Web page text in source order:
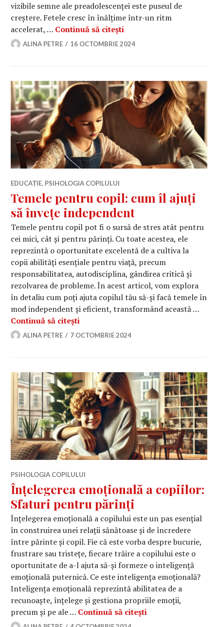
vizibile semne ale preadolescenței este puseul de
creștere. Fetele cresc în înălțime într-un ritm
accelerat, … Continuă să citești
ALINA PETRE 16 OCTOMBRIE 2024
EDUCAȚIE, PSIHOLOGIA COPILULUI
Temele pentru copil: cum îl ajuți
să învețe independent
Temele pentru copil pot fi o sursă de stres atât pentru
cei mici, cât și pentru părinți. Cu toate acestea, ele
reprezintă o oportunitate excelentă de a cultiva la
copii abilități esențiale pentru viață, precum
responsabilitatea, autodisciplina, gândirea critică și
rezolvarea de probleme. În acest articol, vom explora
în detaliu cum poți ajuta copilul tău să-și facă temele în
mod independent și eficient, transformând această …
Continuă să citești
ALINA PETRE 7 OCTOMBRIE 2024
PSIHOLOGIA COPILULUI
Înțelegerea emoțională a copiilor:
Sfaturi pentru părinți
Înțelegerea emoțională a copilului este un pas esențial
în construirea unei relații sănătoase și de încredere
între părinte și copil. Fie că este vorba despre bucurie,
frustrare sau tristețe, fiecare trăire a copilului este o
oportunitate de a-l ajuta să-și formeze o inteligență
emoțională puternică. Ce este inteligența emoțională?
Inteligența emoțională reprezintă abilitatea de a
recunoaște, înțelege și gestiona propriile emoții,
precum și pe ale … Continuă să citești